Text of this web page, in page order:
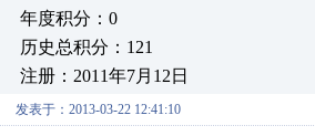
年度积分：0
历史总积分：121
注册：2011年7月12日
发表于：2013-03-22 12:41:10